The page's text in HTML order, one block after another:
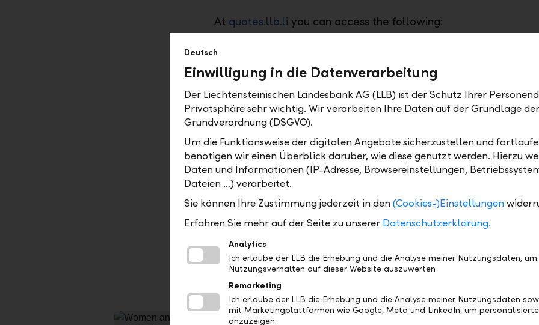
At quotes.llb.li you can access the following:
stock market information from the most important trading
price trends and information about LLB funds as well
label funds
extensive graphic possibilities for assessing and
security price developments
the latest bank note and foreign exchange rates at the
well as mean rates for various currencies
currency calculator
Furthermore, LLB Quotes provides you with access to AWP, the
Swiss business news agency. This provides ongoing reports
latest events in Switzerland and abroad, as well as supplying
facts and figures about companies, markets and sectors.
Deutsch
Einwilligung in die Datenverarbeitung
Der Liechtensteinischen Landesbank AG (LLB) ist der Schutz Ihrer
Privatsphäre sehr wichtig. Wir verarbeiten Ihre Daten auf der Grundlage
Grundverordnung (DSGVO).
Um die Funktionsweise der digitalen Angebote sicherzustellen und
benötigen wir einen Überblick darüber, wie diese genutzt werden. Hierzu
Daten und Informationen (IP-Adresse, Browsereinstellungen,
Dateien …) verarbeitet.
Sie können Ihre Zustimmung jederzeit in den(Cookies-)Einstellungen
Erfahren Sie mehr auf der Seite zu unserer Datenschutzerklärung.
Analytics
Ich erlaube der LLB die Erhebung und die Analyse meiner Nutzungsdaten,
Nutzungsverhalten auf dieser Website auszuwerten
Remarketing
Ich erlaube der LLB die Erhebung und die Analyse meiner Nutzungsdaten
mit Marketingplattformen wie Google, Meta und LinkedIn, um
anzuzeigen.